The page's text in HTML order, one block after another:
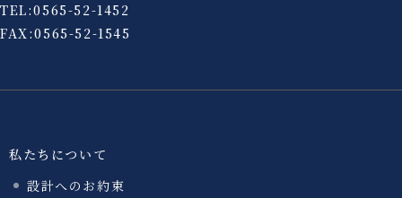
私たちについて
設計へのお約束
TEL:0565-52-1452
FAX:0565-52-1545